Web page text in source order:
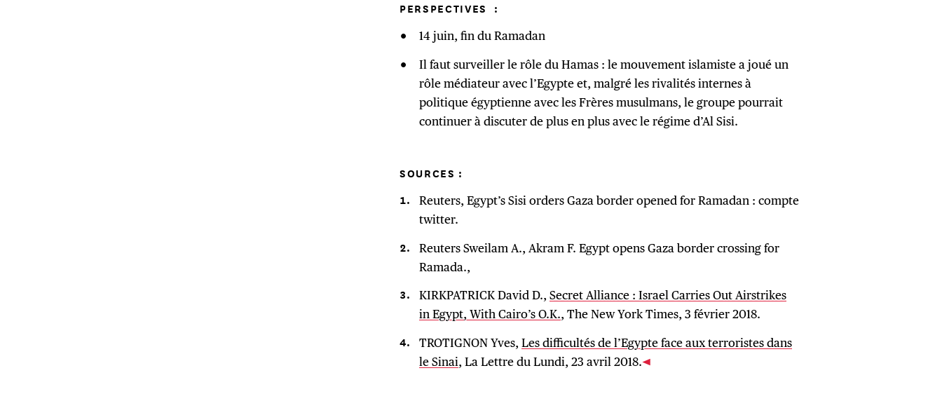
PERSPECTIVES :
14 juin, fin du Ramadan
Il faut surveiller le rôle du Hamas : le mouvement islamiste a joué un
rôle médiateur avec l’Egypte et, malgré les rivalités internes à
politique égyptienne avec les Frères musulmans, le groupe pourrait
continuer à discuter de plus en plus avec le régime d’Al Sisi.
SOURCES :
Reuters, Egypt’s Sisi orders Gaza border opened for Ramadan : compte
twitter.
Reuters Sweilam A., Akram F. Egypt opens Gaza border crossing for
Ramada.,
KIRKPATRICK David D., Secret Alliance : Israel Carries Out Airstrikes
in Egypt, With Cairo’s O.K., The New York Times, 3 février 2018.
TROTIGNON Yves, Les difficultés de l’Egypte face aux terroristes dans
le Sinai, La Lettre du Lundi, 23 avril 2018.